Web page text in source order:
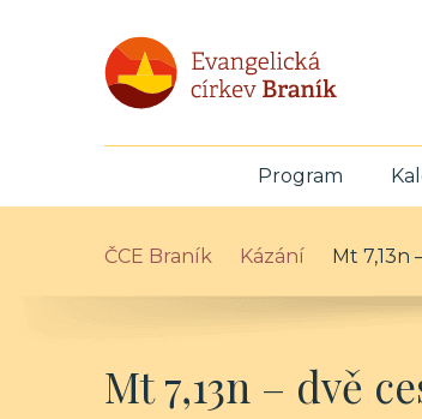
Program
ČCE Braník Kázání Mt 7,13n
Mt 7,13n – dvě